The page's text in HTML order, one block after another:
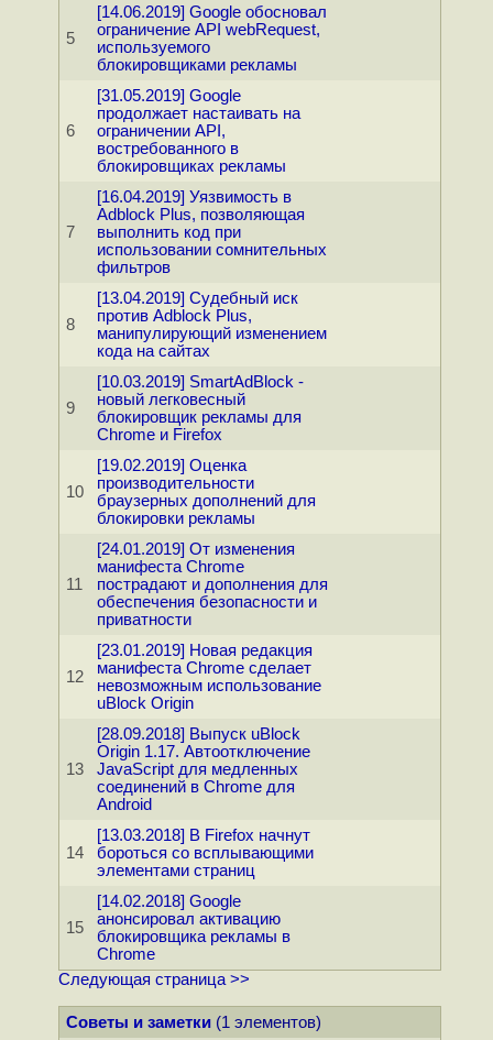
5
[14.06.2019] Google обосновал
ограничение API webRequest,
используемого
блокировщиками рекламы
6
[31.05.2019] Google
продолжает настаивать на
ограничении API,
востребованного в
блокировщиках рекламы
7
[16.04.2019] Уязвимость в
Adblock Plus, позволяющая
выполнить код при
использовании сомнительных
фильтров
8
[13.04.2019] Судебный иск
против Adblock Plus,
манипулирующий изменением
кода на сайтах
9
[10.03.2019] SmartAdBlock -
новый легковесный
блокировщик рекламы для
Chrome и Firefox
10
[19.02.2019] Оценка
производительности
браузерных дополнений для
блокировки рекламы
11
[24.01.2019] От изменения
манифеста Chrome
пострадают и дополнения для
обеспечения безопасности и
приватности
12
[23.01.2019] Новая редакция
манифеста Chrome сделает
невозможным использование
uBlock Origin
13
[28.09.2018] Выпуск uBlock
Origin 1.17. Автоотключение
JavaScript для медленных
соединений в Chrome для
Android
14
[13.03.2018] В Firefox начнут
бороться со всплывающими
элементами страниц
15
[14.02.2018] Google
анонсировал активацию
блокировщика рекламы в
Chrome
Следующая страница >>
Советы и заметки(1 элементов)